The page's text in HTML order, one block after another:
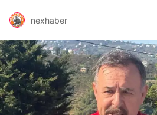
nexhaber